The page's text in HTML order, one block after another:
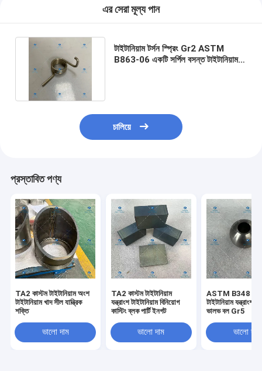
এর সেরা মূল্য পান
টাইটানিয়াম টর্সন স্প্রিং Gr2 ASTM
B863-06 একটি সর্পিল বসন্ত টাইটানিয়াম
চালিয়ে
প্রস্তাবিত পণ্য
TA2 কাস্টম টাইটানিয়াম অংশ
টাইটানিয়াম খাদ সীল যান্ত্রিক
শক্তি
ভালো দাম
TA2 কাস্টম টাইটানিয়াম
যন্ত্রাংশ টাইটানিয়াম বিনিয়োগ
কাস্টিং ব্লক পার্টি ইনগট
ভালো দাম
ASTM B348
টাইটানিয়াম যন্ত্রাংশ
ভালভ বল Gr5
ভালো দাম